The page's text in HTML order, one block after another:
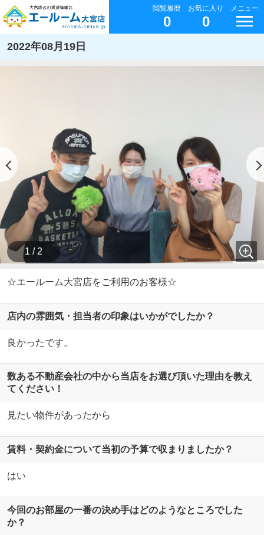
閲覧履歴
0
お気に入り
0
メニュー
2022年08月19日
1 / 2
☆エールーム大宮店をご利用のお客様☆
店内の雰囲気・担当者の印象はいかがでしたか？
良かったです。
数ある不動産会社の中から当店をお選び頂いた理由を教え
てください！
見たい物件があったから
賃料・契約金について当初の予算で収まりましたか？
はい
今回のお部屋の一番の決め手はどのようなところでした
か？